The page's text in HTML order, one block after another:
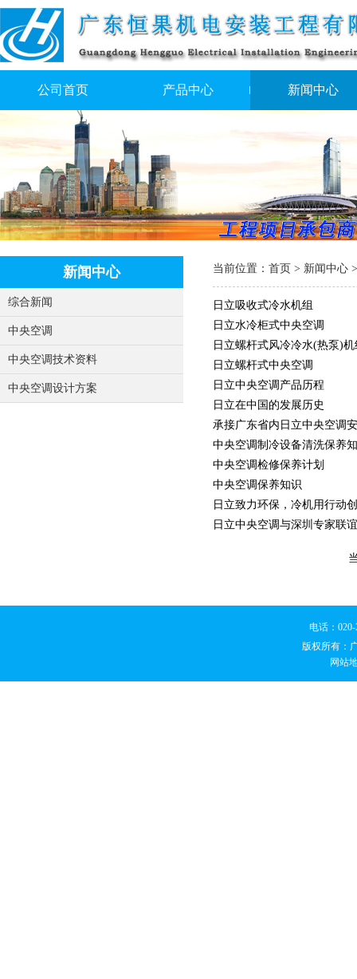
公司首页 产品中心 新闻中心
新闻中心
综合新闻
中央空调
中央空调技术资料
中央空调设计方案
当前位置： 首页 > 新闻中心
日立吸收式冷水机组
日立水冷柜式中央空调
日立螺杆式风冷冷水(热泵)机
日立螺杆式中央空调
日立中央空调产品历程
日立在中国的发展历史
承接广东省内日立中央空调
中央空调制冷设备清洗保养
中央空调检修保养计划
中央空调保养知识
日立致力环保，冷机用行动
日立中央空调与深圳专家联谊
电话：
版权所有：
网站